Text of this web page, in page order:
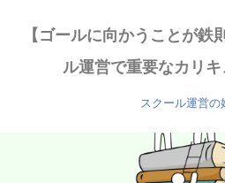
【ゴールに向かうことが鉄
ル運営で重要なカリ
スクール運営の